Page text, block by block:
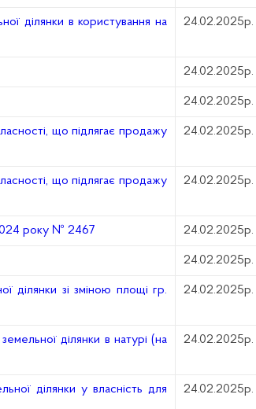
ділянки в користування на
24.02.2025р.
24.02.2025р.
24.02.2025р.
що підлягає продажу
24.02.2025р.
що підлягає продажу
24.02.2025р.
року № 2467 24.02.2025р.
24.02.2025р.
ділянки зі зміною площі гр.
24.02.2025р.
ділянки в натурі (на
24.02.2025р.
ділянки у власність для
24.02.2025р.